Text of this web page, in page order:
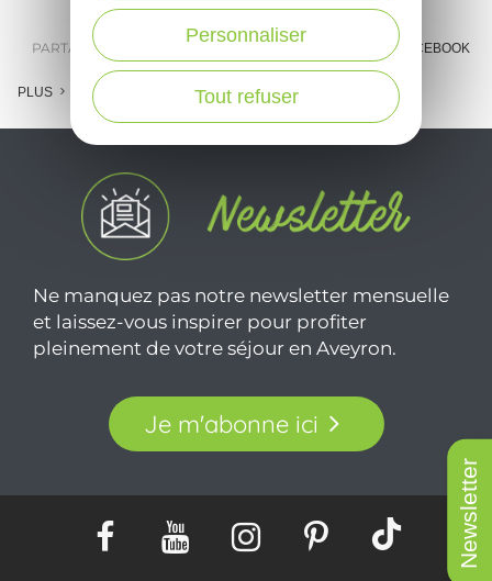
Newsletter
PARTAGER : FACEBOOK
PLUS
Ne manquez pas notre newsletter mensuelle
et laissez-vous inspirer pour profiter
pleinement de votre séjour en Aveyron.
Je m'abonne ici
Tout refuser
Personnaliser